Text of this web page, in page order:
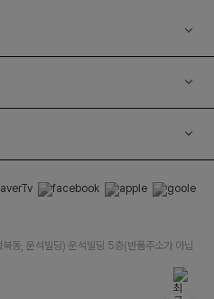
, 운석빌딩) 운석빌딩 5층(반품주소가 아닙